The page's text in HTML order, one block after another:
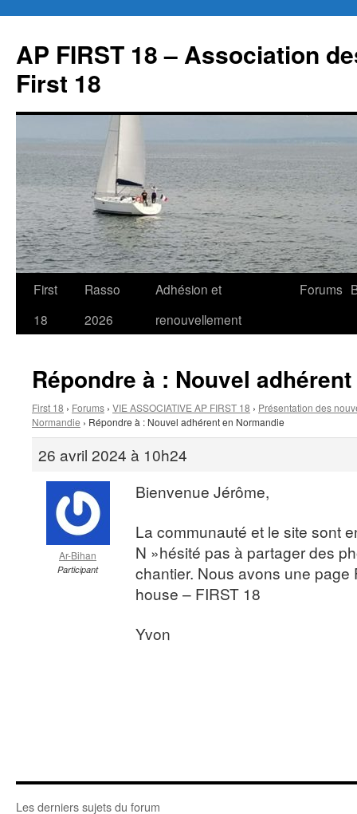
contenu
AP FIRST 18 – Association
First 18
First
18
Rasso
2026
Adhésion et
renouvellement
Forums
Répondre à : Nouvel
First 18 › Forums › VIE ASSOCIATIVE AP FIRST 18 › Présentation des
Normandie › Répondre à : Nouvel adhérent en Normandie
26 avril 2024 à 10h24
Ar-Bihan
Participant
Bienvenue Jérôme,
La communauté et le site sont
N »hésité pas à partager des
chantier. Nous avons une page
house – FIRST 18
Yvon
Les derniers sujets du forum